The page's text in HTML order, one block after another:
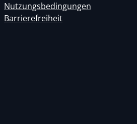
Nutzungsbedingungen
Barrierefreiheit